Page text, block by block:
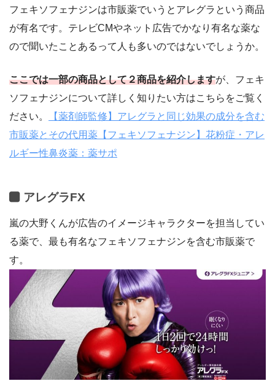
フェキソフェナジンは市販薬でいうとアレグラという商品
が有名です。テレビCMやネット広告でかなり有名な薬な
ので聞いたことあるって人も多いのではないでしょうか。
ここでは一部の商品として２商品を紹介しますが、フェキ
ソフェナジンについて詳しく知りたい方はこちらをご覧く
ださい。
【薬剤師監修】アレグラと同じ効果の成分を含む
市販薬とその代用薬【フェキソフェナジン】花粉症・アレ
ルギー性鼻炎薬：薬サポ
アレグラFX
嵐の大野くんが広告のイメージキャラクターを担当してい
る薬で、最も有名なフェキソフェナジンを含む市販薬で
す。